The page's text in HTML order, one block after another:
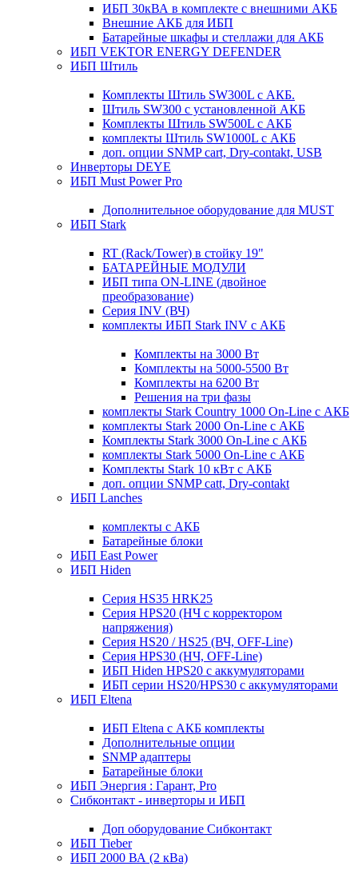
ИБП 30кВА в комплекте с внешними АКБ
Внешние АКБ для ИБП
Батарейные шкафы и стеллажи для АКБ
ИБП VEKTOR ENERGY DEFENDER
ИБП Штиль
Комплекты Штиль SW300L с АКБ.
Штиль SW300 с установленной АКБ
Комплекты Штиль SW500L с АКБ
комплекты Штиль SW1000L с АКБ
доп. опции SNMP cart, Dry-contakt, USB
Инверторы DEYE
ИБП Must Power Pro
Дополнительное оборудование для MUST
ИБП Stark
RT (Rack/Tower) в стойку 19"
БАТАРЕЙНЫЕ МОДУЛИ
ИБП типа ON-LINE (двойное
преобразование)
Серия INV (ВЧ)
комплекты ИБП Stark INV с АКБ
Комплекты на 3000 Вт
Комплекты на 5000-5500 Вт
Комплекты на 6200 Вт
Решения на три фазы
комплекты Stark Country 1000 On-Line с АКБ
комплекты Stark 2000 On-Line с АКБ
Комплекты Stark 3000 On-Line с АКБ
комплекты Stark 5000 On-Line с АКБ
Комплекты Stark 10 кВт с АКБ
доп. опции SNMP catt, Dry-contakt
ИБП Lanches
комплекты с АКБ
Батарейные блоки
ИБП East Power
ИБП Hiden
Серия HS35 HRK25
Серия HPS20 (НЧ с корректором
напряжения)
Серия HS20 / HS25 (ВЧ, OFF-Line)
Серия HPS30 (НЧ, OFF-Line)
ИБП Hiden HPS20 с аккумуляторами
ИБП серии HS20/HPS30 с аккумуляторами
ИБП Eltena
ИБП Eltena с АКБ комплекты
Дополнительные опции
SNMP адаптеры
Батарейные блоки
ИБП Энергия : Гарант, Pro
Сибконтакт - инверторы и ИБП
Доп оборудование Сибконтакт
ИБП Tieber
ИБП 2000 ВА (2 кВа)